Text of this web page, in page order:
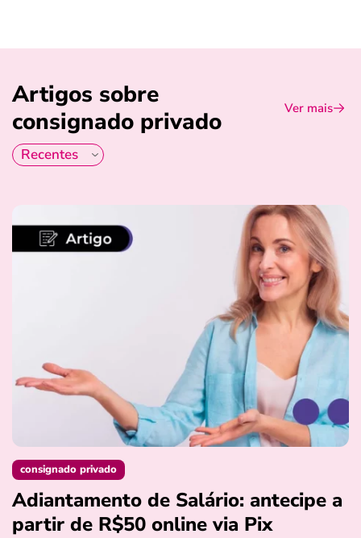
Artigos sobre
consignado privado
Ver mais
consignado privado
Adiantamento de Salário: antecipe a
partir de R$50 online via Pix